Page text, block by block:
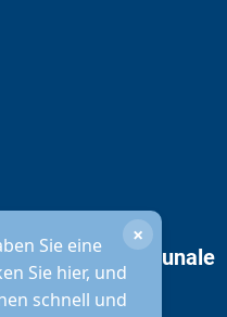
Sie eine
Sie hier, und
schnell und
×
comunale